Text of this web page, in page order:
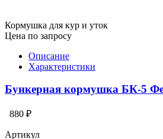
Кормушка для кур и уток
Цена по запросу
Описание
Характеристики
Бункерная кормушка БК-5
880 ₽
Артикул